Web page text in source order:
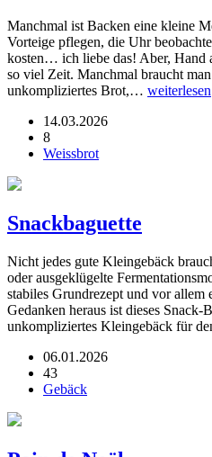
Manchmal ist Backen eine kleine
Vorteige pflegen, die Uhr
kosten… ich liebe das! Aber, Hand
so viel Zeit. Manchmal braucht
unkompliziertes Brot,… weiterlesen
14.03.2026
8
Weissbrot
Snackbaguette
Nicht jedes gute Kleingebäck
oder ausgeklügelte
stabiles Grundrezept und vor allem
Gedanken heraus ist dieses Snack-
unkompliziertes Kleingebäck für
06.01.2026
43
Gebäck